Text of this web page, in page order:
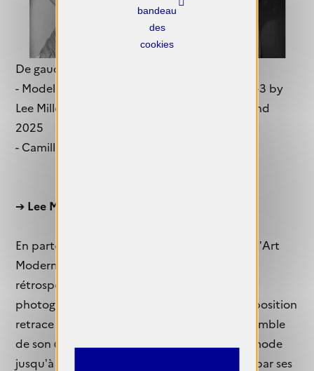
De gauche à droite :
- Model with lightbulb, London, England c.1943 by
Lee Miller (F0021) © Lee Miller Archives, England
2025
- Camille Vivier, Sophie, 2018 © Camille Vivier
➔ Lee Miller. Rétrospective.
En partenariat avec la Tate Britain, le Musée d’Art
Moderne de la Ville de Paris présente une
rétrospective d’envergure consacrée à la
photographe Lee Miller (1907-1977). Cette exposition
retrace le parcours de l’artiste à travers l’ensemble
de son œuvre, depuis ses photographies de mode
jusqu’à ses portraits et paysages, en passant par ses
bandeau
des
cookies